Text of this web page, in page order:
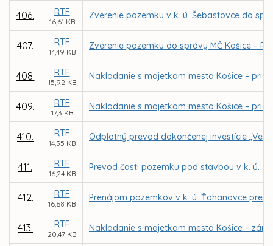
406. RTF
16,61 KB
Zverenie pozemku v k. ú. Šebastovce do
407. RTF
14,49 KB
Zverenie pozemku do správy MČ Košice –
408. RTF
15,92 KB
Nakladanie s majetkom mesta Košice –
409. RTF
17,3 KB
Nakladanie s majetkom mesta Košice –
410. RTF
14,35 KB
Odplatný prevod dokončenej investície
411. RTF
16,24 KB
Prevod časti pozemku pod stavbou v k. ú.
412. RTF
16,68 KB
Prenájom pozemkov v k. ú. Ťahanovce pre
413. RTF
20,47 KB
Nakladanie s majetkom mesta Košice –